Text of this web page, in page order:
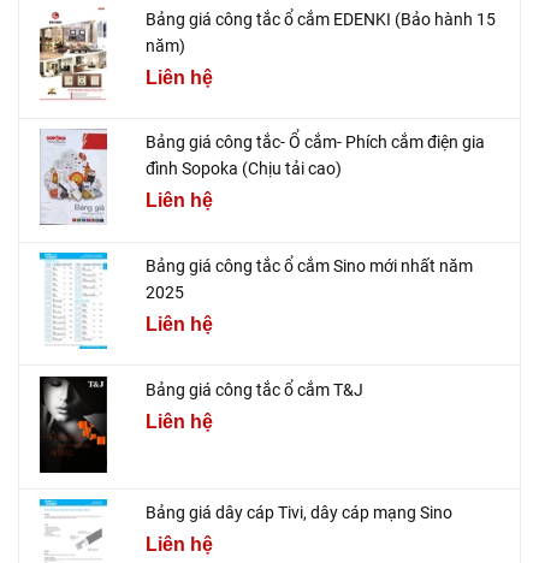
Bảng giá công tắc ổ cắm EDENKI (Bảo hành 15
năm)
Liên hệ
Bảng giá công tắc- Ổ cắm- Phích cắm điện gia
đình Sopoka (Chịu tải cao)
Liên hệ
Bảng giá công tắc ổ cắm Sino mới nhất năm
2025
Liên hệ
Bảng giá công tắc ổ cắm T&J
Liên hệ
Bảng giá dây cáp Tivi, dây cáp mạng Sino
Liên hệ